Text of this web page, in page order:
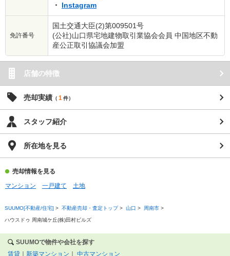
Instagram
免許番号
国土交通大臣(2)第009501号
(公社)山口県宅地建物取引業協会会員 中国地区不動
産公正取引協議会加盟
店舗の特徴
売却実績 （ 1件）
スタッフ紹介
所在地を見る
売却情報を見る
マンション
一戸建て 土地
SUUMO[不動産/住宅] > 不動産売却・査定トップ> 山口 > 周南市 >
ハウスドゥ 周南城ケ丘(株)田村ビルズ
SUUMOで物件や会社を探す
賃貸 ｜ 新築マンション ｜ 中古マンション